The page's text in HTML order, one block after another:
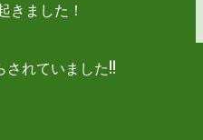
きました！
されていました!!